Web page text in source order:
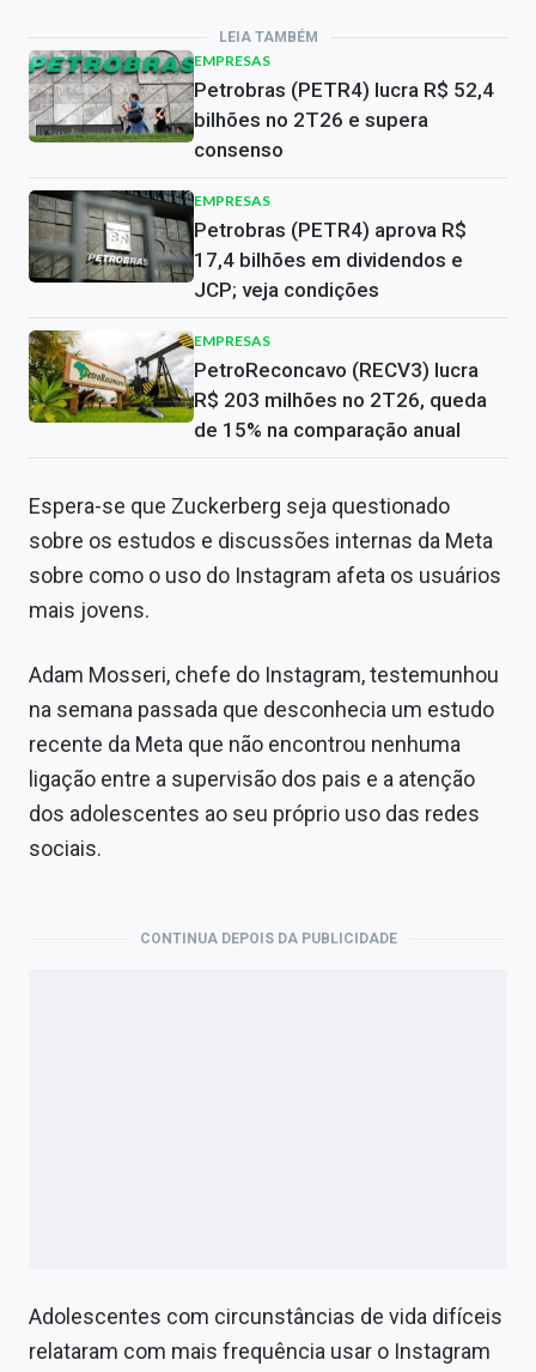
LEIA TAMBÉM
EMPRESAS
Petrobras (PETR4) lucra R$ 52,4
bilhões no 2T26 e supera
consenso
EMPRESAS
Petrobras (PETR4) aprova R$
17,4 bilhões em dividendos e
JCP; veja condições
EMPRESAS
PetroReconcavo (RECV3) lucra
R$ 203 milhões no 2T26, queda
de 15% na comparação anual
Espera-se que Zuckerberg seja questionado
sobre os estudos e discussões internas da Meta
sobre como o uso do Instagram afeta os usuários
mais jovens.
Adam Mosseri, chefe do Instagram, testemunhou
na semana passada que desconhecia um estudo
recente da Meta que não encontrou nenhuma
ligação entre a supervisão dos pais e a atenção
dos adolescentes ao seu próprio uso das redes
sociais.
CONTINUA DEPOIS DA PUBLICIDADE
Adolescentes com circunstâncias de vida difíceis
relataram com mais frequência usar o Instagram